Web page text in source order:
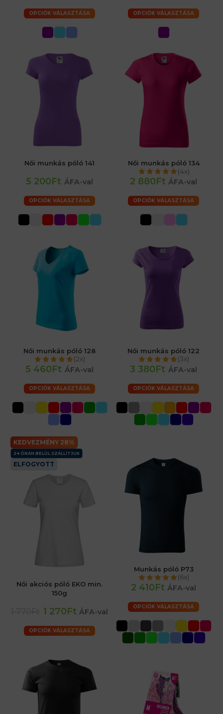
OPCIÓK VÁLASZTÁSA OPCIÓK VÁLASZTÁSA
Női munkás póló 141
5 200Ft ÁFA-val
OPCIÓK VÁLASZTÁSA
Női munkás póló 134
(4x)
2 880Ft ÁFA-val
OPCIÓK VÁLASZTÁSA
Női munkás póló 128
(2x)
5 460Ft ÁFA-val
OPCIÓK VÁLASZTÁSA
Női munkás póló 122
(3x)
3 380Ft ÁFA-val
OPCIÓK VÁLASZTÁSA
KEDVEZMÉNY 28%
24 ÓRÁN BELÜL SZÁLLÍTJUK
ELFOGYOTT
Női akciós póló EKO min.
150g
1 270Ft ÁFA-val
OPCIÓK VÁLASZTÁSA
Munkás póló P73
(6x)
2 410Ft ÁFA-val
OPCIÓK VÁLASZTÁSA